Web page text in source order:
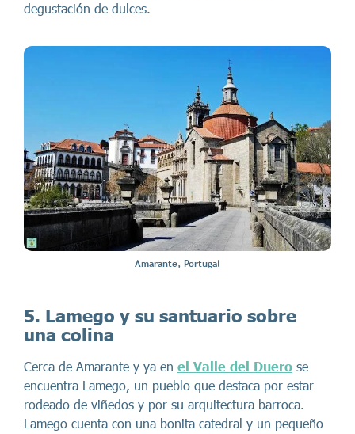
degustación de dulces.
Amarante, Portugal
5. Lamego y su santuario sobre
una colina
Cerca de Amarante y ya en el Valle del Duero se
encuentra Lamego, un pueblo que destaca por estar
rodeado de viñedos y por su arquitectura barroca.
Lamego cuenta con una bonita catedral y un pequeño